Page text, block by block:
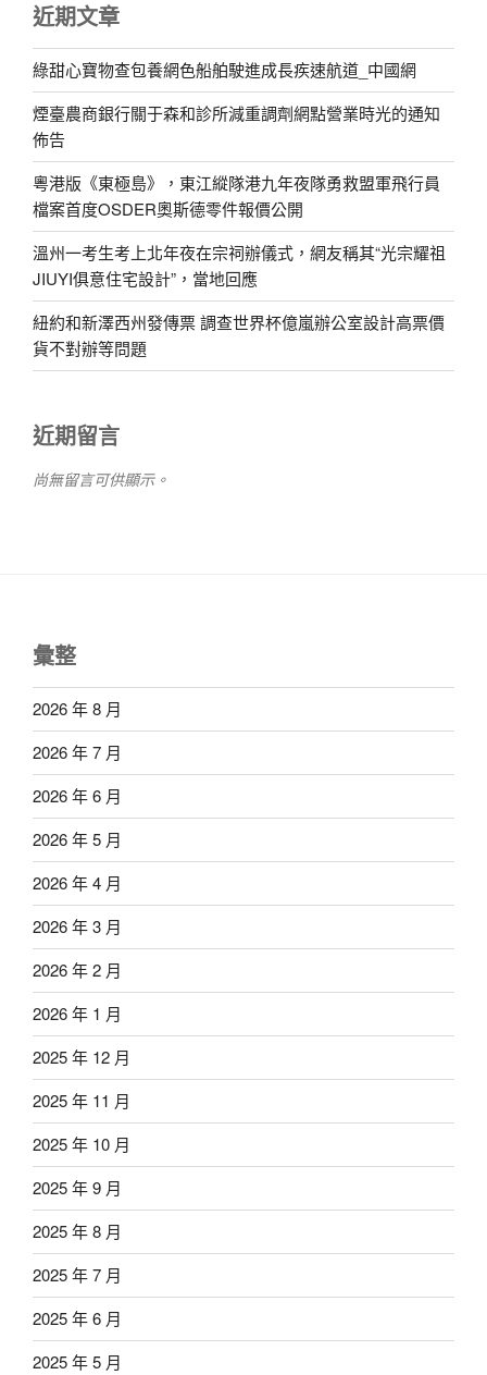
近期文章
綠甜心寶物查包養網色船舶駛進成長疾速航道_中國網
煙臺農商銀行關于森和診所減重調劑網點營業時光的通知
佈告
粵港版《東極島》，東江縱隊港九年夜隊勇救盟軍飛行員
檔案首度OSDER奧斯德零件報價公開
溫州一考生考上北年夜在宗祠辦儀式，網友稱其“光宗耀祖
JIUYI俱意住宅設計”，當地回應
紐約和新澤西州發傳票 調查世界杯億嵐辦公室設計高票價
貨不對辦等問題
近期留言
尚無留言可供顯示。
彙整
2026 年 8 月
2026 年 7 月
2026 年 6 月
2026 年 5 月
2026 年 4 月
2026 年 3 月
2026 年 2 月
2026 年 1 月
2025 年 12 月
2025 年 11 月
2025 年 10 月
2025 年 9 月
2025 年 8 月
2025 年 7 月
2025 年 6 月
2025 年 5 月